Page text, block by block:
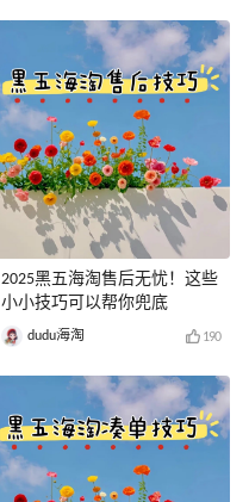
2025黑五海淘售后无忧！这些
小小技巧可以帮你兜底
dudu海淘 190